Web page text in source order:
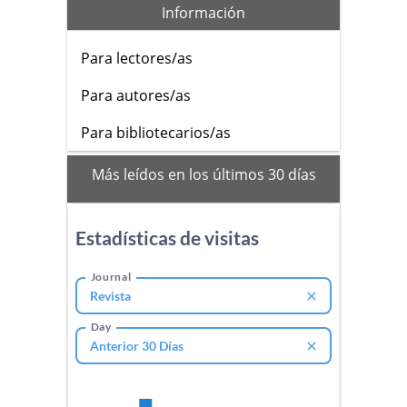
Información
Para lectores/as
Para autores/as
Para bibliotecarios/as
mas_vistos
Más leídos en los últimos 30 días